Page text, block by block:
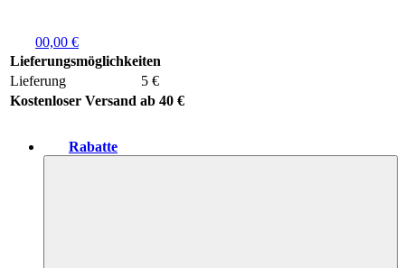
00,00 €
Lieferungsmöglichkeiten
Lieferung
5 €
Kostenloser Versand ab 40 €
Rabatte